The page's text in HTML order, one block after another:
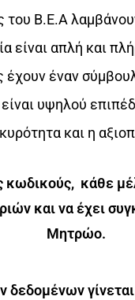
του Β.Ε.Α
είναι απλή και
έχουν έναν
υψηλού
και η
κωδικούς, κάθε
και να έχει
Μητρώο.
δεδομένων